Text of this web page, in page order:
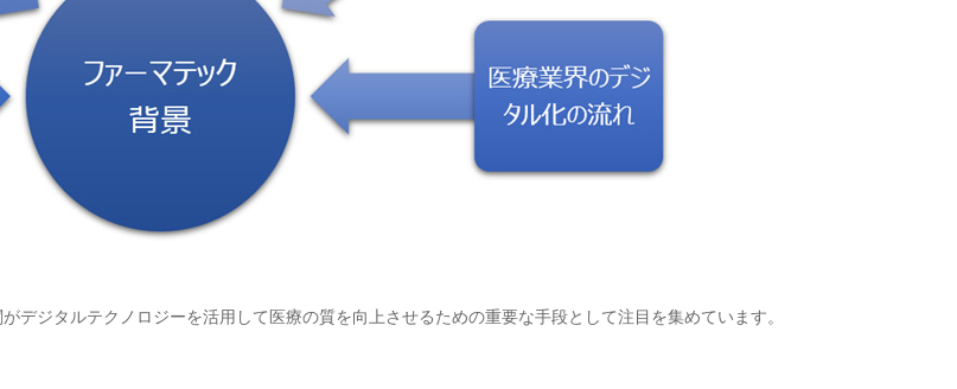
ジタルテクノロジーを活用して医療の質を向上させるための重要な手段として注目を集めています。